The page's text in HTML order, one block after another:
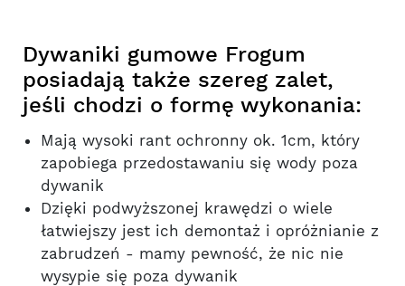
Dywaniki gumowe Frogum
posiadają także szereg zalet,
jeśli chodzi o formę wykonania:
Mają wysoki rant ochronny ok. 1cm, który
zapobiega przedostawaniu się wody poza
dywanik
Dzięki podwyższonej krawędzi o wiele
łatwiejszy jest ich demontaż i opróżnianie z
zabrudzeń - mamy pewność, że nic nie
wysypie się poza dywanik